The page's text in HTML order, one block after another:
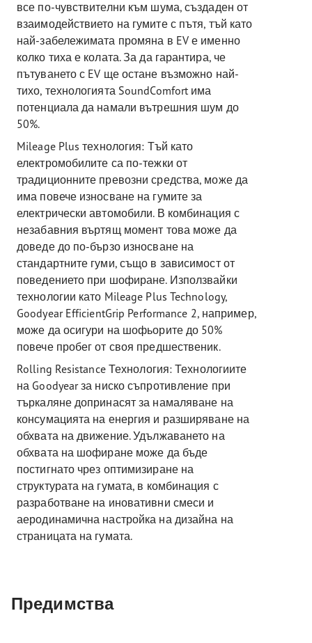
все по-чувствителни към шума, създаден от
взаимодействието на гумите с пътя, тъй като
най-забележимата промяна в EV е именно
колко тиха е колата. За да гарантира, че
пътуването с EV ще остане възможно най-
тихо, технологията SoundComfort има
потенциала да намали вътрешния шум до
50%.
Mileage Plus технология: Тъй като
електромобилите са по-тежки от
традиционните превозни средства, може да
има повече износване на гумите за
електрически автомобили. В комбинация с
незабавния въртящ момент това може да
доведе до по-бързо износване на
стандартните гуми, също в зависимост от
поведението при шофиране. Използвайки
технологии като Mileage Plus Technology,
Goodyear EfficientGrip Performance 2, например,
може да осигури на шофьорите до 50%
повече пробег от своя предшественик.
Rolling Resistance Технология: Технологиите
на Goodyear за ниско съпротивление при
търкаляне допринасят за намаляване на
консумацията на енергия и разширяване на
обхвата на движение. Удължаването на
обхвата на шофиране може да бъде
постигнато чрез оптимизиране на
структурата на гумата, в комбинация с
разработване на иновативни смеси и
аеродинамична настройка на дизайна на
страницата на гумата.
Предимства